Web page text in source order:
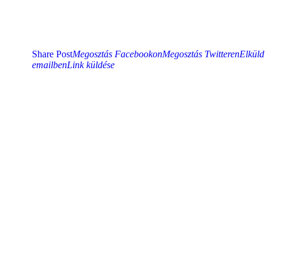
Share PostMegosztás FacebookonMegosztás TwitterenElküld
emailbenLink küldése